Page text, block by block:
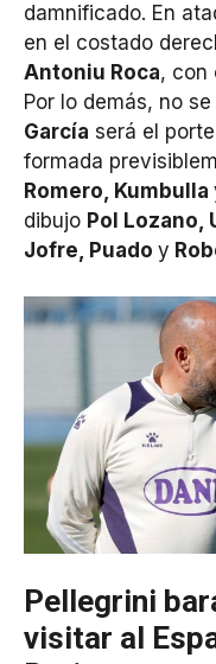
damnificado. En
en el costado
Antoniu Roca, con
Por lo demás, no
García será el
formada
Romero, Kumbulla
dibujo Pol Lozano,
Jofre, Puado y
Pellegrini
visitar al